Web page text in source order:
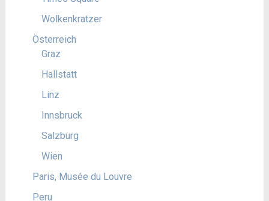
Wolkenkratzer
Österreich
Graz
Hallstatt
Linz
Innsbruck
Salzburg
Wien
Paris, Musée du Louvre
Peru